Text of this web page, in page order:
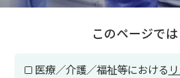
このページでは
医療／介護／福祉等における